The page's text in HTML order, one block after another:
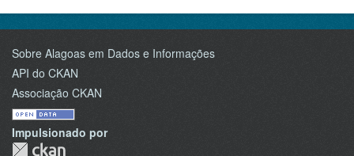
Sobre Alagoas em Dados e Informações
API do CKAN
Associação CKAN
Impulsionado por